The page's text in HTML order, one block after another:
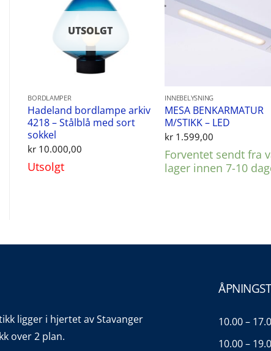
UTSOLGT
BORDLAMPER
Hadeland bordlampe arkiv
4218 – Stålblå med sort
sokkel
kr 10.000,00
Utsolgt
INNEBELYSNING
MESA BENKARMATUR
M/STIKK – LED
kr 1.599,00
Forventet sendt fra
lager innen 7-10
ligger i hjertet av Stavanger
over 2 plan.
10.00 –
10.00 –